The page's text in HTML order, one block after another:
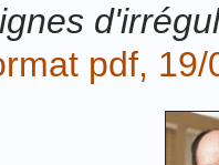
pdf,